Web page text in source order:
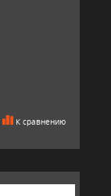
К сравнению